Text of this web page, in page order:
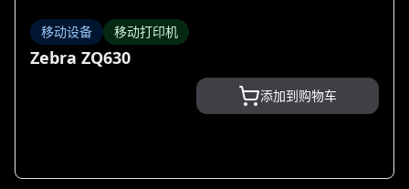
移动设备 移动打印机
Zebra ZQ630
添加到购物车